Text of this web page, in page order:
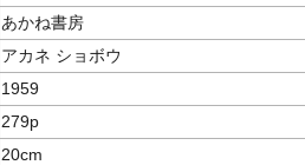
あかね書房
アカネ ショボウ
1959
279p
20cm